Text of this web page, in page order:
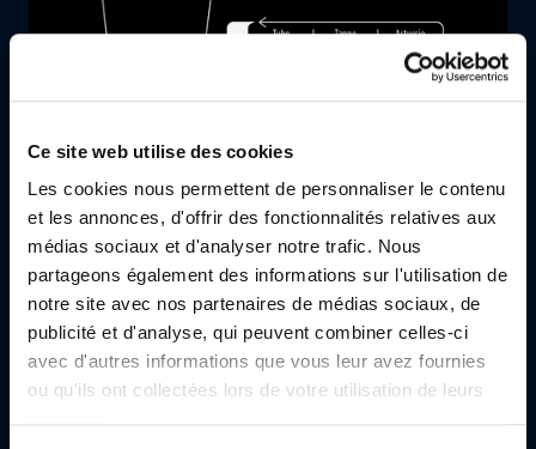
Ce site web utilise des cookies
Les cookies nous permettent de personnaliser le contenu
et les annonces, d'offrir des fonctionnalités relatives aux
médias sociaux et d'analyser notre trafic. Nous
partageons également des informations sur l'utilisation de
notre site avec nos partenaires de médias sociaux, de
publicité et d'analyse, qui peuvent combiner celles-ci
avec d'autres informations que vous leur avez fournies
ou qu'ils ont collectées lors de votre utilisation de leurs